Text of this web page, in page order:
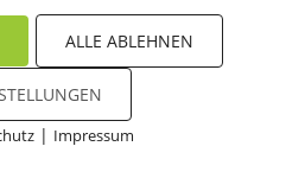
ALLE ABLEHNEN
| Impressum